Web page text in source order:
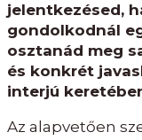
jelentkezésed,
gondolkodnál
osztanád meg
és konkrét
interjú
Az alapvetően